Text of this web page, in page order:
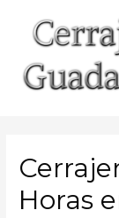
contenido
Horas